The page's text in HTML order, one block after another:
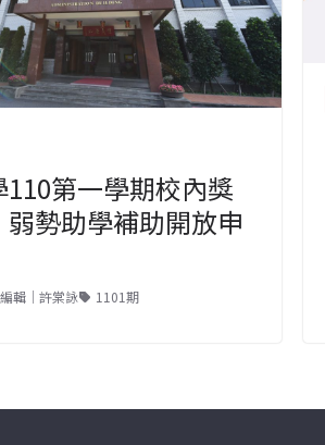
第一學期校內獎
勢助學補助開放申
編輯｜許棠詠 1101期